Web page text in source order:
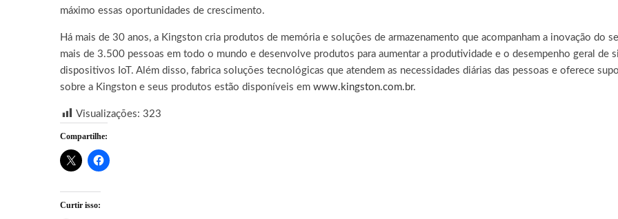
máximo essas oportunidades de crescimento.
Há mais de 30 anos, a Kingston cria produtos de memória e soluções de armazenamento que acompanham a inovação do
mais de 3.500 pessoas em todo o mundo e desenvolve produtos para aumentar a produtividade e o desempenho geral de
dispositivos IoT. Além disso, fabrica soluções tecnológicas que atendem as necessidades diárias das pessoas e oferece
sobre a Kingston e seus produtos estão disponíveis em www.kingston.com.br.
Visualizações: 323
Compartilhe:
Curtir isso: